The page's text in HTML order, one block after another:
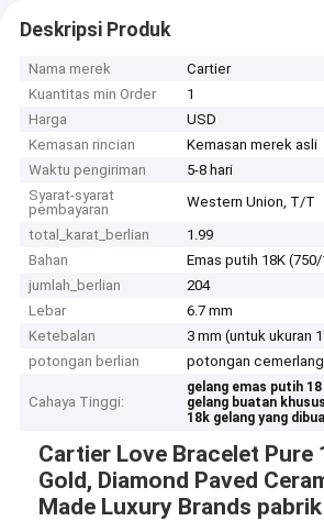
Deskripsi Produk
Nama merek
Cartier
Kuantitas min Order
1
Harga
USD
Kemasan rincian
Kemasan merek asli
Waktu pengiriman
5-8 hari
Syarat-syarat
pembayaran
Western Union, T/T
total_karat_berlian
1.99
Bahan
Emas putih 18K
jumlah_berlian
204
Lebar
6.7 mm
Ketebalan
3 mm (untuk ukuran
potongan berlian
potongan cemerlang
Cahaya Tinggi:
gelang emas putih
gelang buatan
18k gelang yang
Cartier Love Bracelet Pure
Gold, Diamond Paved
Made Luxury Brands